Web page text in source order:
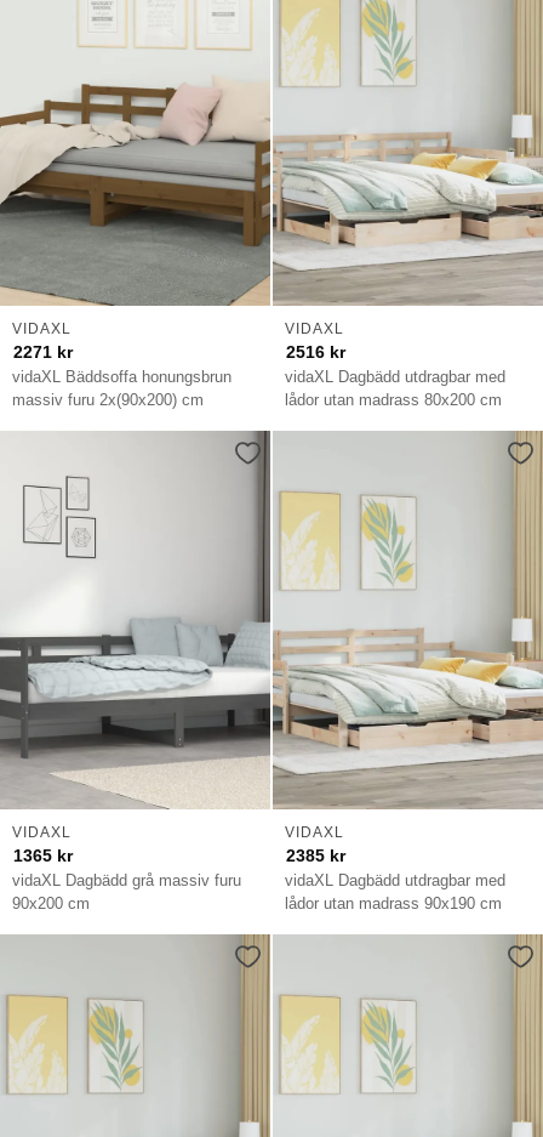
vidaXL Bäddsoffa honungsbrun
massiv furu 2x(90x200) cm
VIDAXL
2271 kr
vidaXL Dagbädd utdragbar med
lådor utan madrass 80x200 cm
VIDAXL
2516 kr
vidaXL Dagbädd grå massiv furu
90x200 cm
VIDAXL
1365 kr
vidaXL Dagbädd utdragbar med
lådor utan madrass 90x190 cm
VIDAXL
2385 kr